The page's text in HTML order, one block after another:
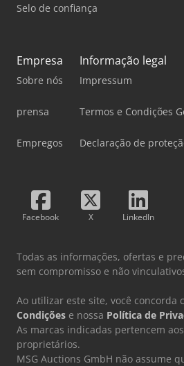
Selo de confiança
Empresa
Sobre nós
prensa
Empregos
Informação legal
Impressum
Termos e Condições
Declaração de
Facebook X LinkedIn
Todas as informações, ofertas e
sem compromisso e não
Ao utilizar este site, você concorda
Condições e nossa Política de
As marcas indicadas pertencem
proprietários.
MSG Auctions GmbH não assume